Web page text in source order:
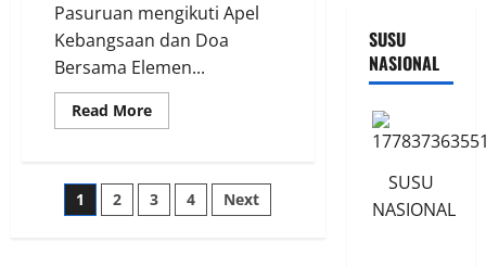
Pasuruan mengikuti Apel
Kebangsaan dan Doa
Bersama Elemen...
Read MoreRead
more
:
“Keamanan
adalah
Paginasi
1 2 3 4 Next
SUSU
NASIONAL
SUSU
NASIONAL